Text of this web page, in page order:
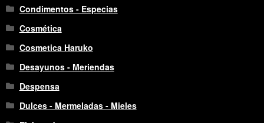
Condimentos - Especias
Cosmética
Cosmetica Haruko
Desayunos - Meriendas
Despensa
Dulces - Mermeladas - Mieles